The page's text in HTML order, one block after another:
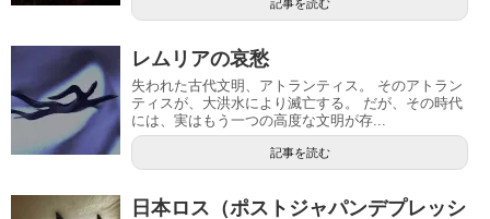
記事を読む
レムリアの哀愁
失われた古代文明、アトランティス。 そのアトラン
ティスが、大洪水により滅亡する。 だが、その時代
には、実はもう一つの高度な文明が存...
記事を読む
日本ロス（ポストジャパンデプレッシ